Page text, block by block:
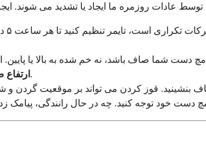
صندلی خود را طوری تنظیم کنید که ساعد شما موازی با زمین باشد.